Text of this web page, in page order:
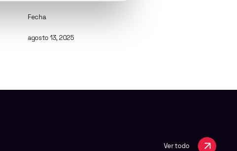
Fecha
agosto 13, 2025
Ver todo